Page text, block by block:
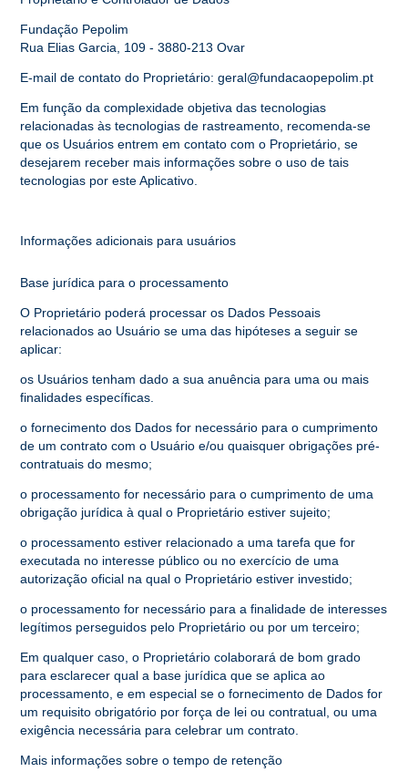
Fundação Pepolim
Rua Elias Garcia, 109 - 3880-213 Ovar
E-mail de contato do Proprietário: geral@fundacaopepolim.pt
Em função da complexidade objetiva das tecnologias
relacionadas às tecnologias de rastreamento, recomenda-se
que os Usuários entrem em contato com o Proprietário, se
desejarem receber mais informações sobre o uso de tais
tecnologias por este Aplicativo.
Informações adicionais para usuários
Base jurídica para o processamento
O Proprietário poderá processar os Dados Pessoais
relacionados ao Usuário se uma das hipóteses a seguir se
aplicar:
os Usuários tenham dado a sua anuência para uma ou mais
finalidades específicas.
o fornecimento dos Dados for necessário para o cumprimento
de um contrato com o Usuário e/ou quaisquer obrigações pré-
contratuais do mesmo;
o processamento for necessário para o cumprimento de uma
obrigação jurídica à qual o Proprietário estiver sujeito;
o processamento estiver relacionado a uma tarefa que for
executada no interesse público ou no exercício de uma
autorização oficial na qual o Proprietário estiver investido;
o processamento for necessário para a finalidade de interesses
legítimos perseguidos pelo Proprietário ou por um terceiro;
Em qualquer caso, o Proprietário colaborará de bom grado
para esclarecer qual a base jurídica que se aplica ao
processamento, e em especial se o fornecimento de Dados for
um requisito obrigatório por força de lei ou contratual, ou uma
exigência necessária para celebrar um contrato.
Mais informações sobre o tempo de retenção